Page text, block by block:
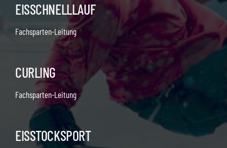
EISSCHNELLLAUF
Fachsparten-Leitung
CURLING
Fachsparten-Leitung
EISSTOCKSPORT